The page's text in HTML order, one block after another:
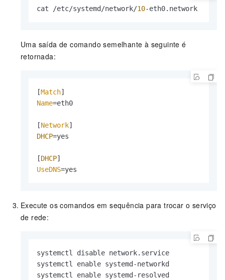
cat /etc/systemd/network/10-eth0. network
Uma saída de comando semelhante à seguinte é
retornada:
[Match
Name=eth0
[Network
DHCP=yes
[DHCP
UseDNS=yes
Execute os comandos em sequência para trocar o serviço
de rede:
systemctl disable network. service
systemctl enable systemd-networkd
systemctl enable systemd-resolved